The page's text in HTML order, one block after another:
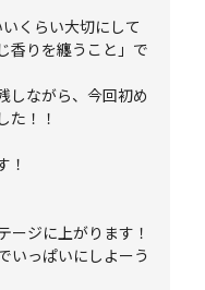
くらい大切にして
香りを纏うこと」で
しながら、今回初め
た！！
！
ージに上がります！
いっぱいにしよーう